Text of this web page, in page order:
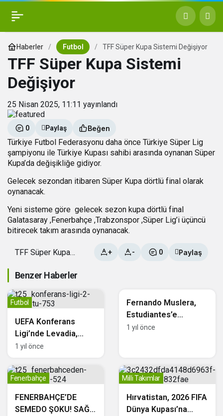
Haberler Futbol TFF Süper Kupa Sistemi Değişiyor
TFF Süper Kupa Sistemi
Değişiyor
25 Nisan 2025, 11:11 yayınlandı
0 Paylaş Beğen
Türkiye Futbol Federasyonu daha önce Türkiye Süper Lig
şampiyonu ile Türkiye Kupası sahibi arasında oynanan Süper
Kupa’da değişikliğe gidiyor.
Gelecek sezondan itibaren Süper Kupa dörtlü final olarak
oynanacak.
Yeni sisteme göre gelecek sezon kupa dörtlü final
Galatasaray ,Fenerbahçe ,Trabzonspor ,Süper Lig’i üçüncü
bitirecek takım arasında oynanacak.
TFF Süper Kupa
+ - 0 Paylaş
Benzer Haberler
UEFA Konferans
Ligi’nde Levadia,
Differdange ve
Futbol
1 yıl önce
Fernando Muslera,
Estudiantes’e
Transfer Oldu!
1 yıl önce
FENERBAHÇE’DE
SEMEDO ŞOKU! SAĞ
Fenerbahçe
Hırvatistan, 2026 FIFA
Dünya Kupası’na
Milli Takımlar